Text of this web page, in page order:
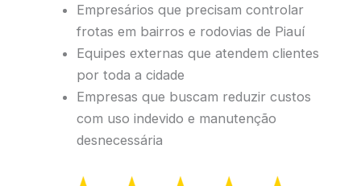
Empresários que precisam controlar
frotas em bairros e rodovias de Piauí
Equipes externas que atendem clientes
por toda a cidade
Empresas que buscam reduzir custos
com uso indevido e manutenção
desnecessária